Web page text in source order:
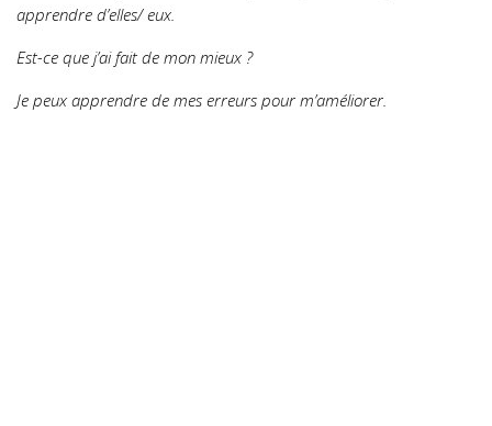
apprendre d’elles/ eux.
Est-ce que j’ai fait de mon mieux ?
Je peux apprendre de mes erreurs pour m’améliorer.